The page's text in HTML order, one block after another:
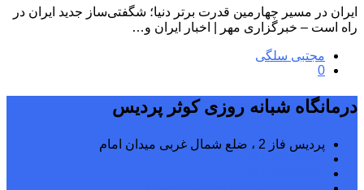
ایران در مسیر چهارمین قدرت برتر دنیا؛ شگفتی‌ساز جدید ایران در
راه است – خبرگزاری مهر | اخبار ایران و…
مجتبی سلگی
0
درمانگاه شبانه روزی کوثر پردیس
پردیس فاز 2 ، ضلع شمال غربی میدان امام